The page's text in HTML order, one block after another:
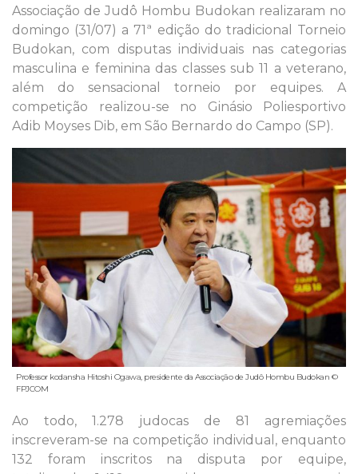
Associação de Judô Hombu Budokan realizaram no
domingo (31/07) a 71ª edição do tradicional Torneio
Budokan, com disputas individuais nas categorias
masculina e feminina das classes sub 11 a veterano,
além do sensacional torneio por equipes. A
competição realizou-se no Ginásio Poliesportivo
Adib Moyses Dib, em São Bernardo do Campo (SP).
Professor kodansha Hitoshi Ogawa, presidente da Associação de Judô Hombu Budokan ©
FPJCOM
Ao todo, 1.278 judocas de 81 agremiações
inscreveram-se na competição individual, enquanto
132 foram inscritos na disputa por equipe,